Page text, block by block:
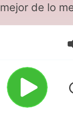
mejor de lo
Escúchanos
de la